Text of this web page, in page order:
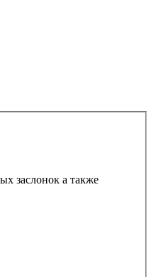
заслонок а также